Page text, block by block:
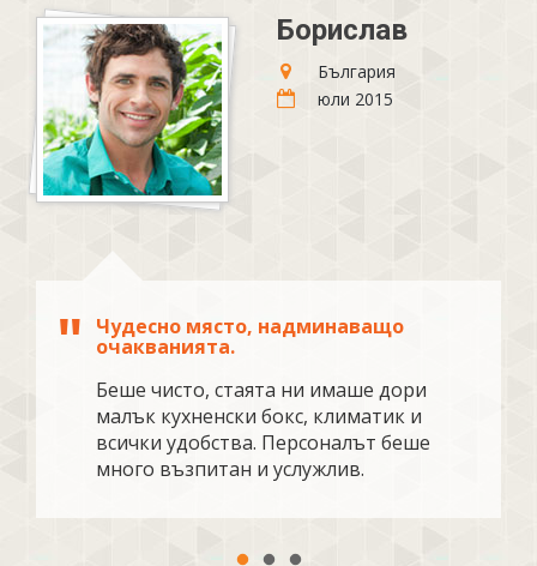
Борислав
България
юли 2015
Чудесно място, надминаващо
очакванията.
Беше чисто, стаята ни имаше дори
малък кухненски бокс, климатик и
всички удобства. Персоналът беше
много възпитан и услужлив.